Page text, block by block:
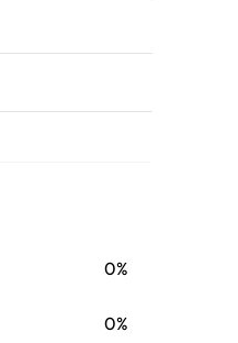
0%
0%